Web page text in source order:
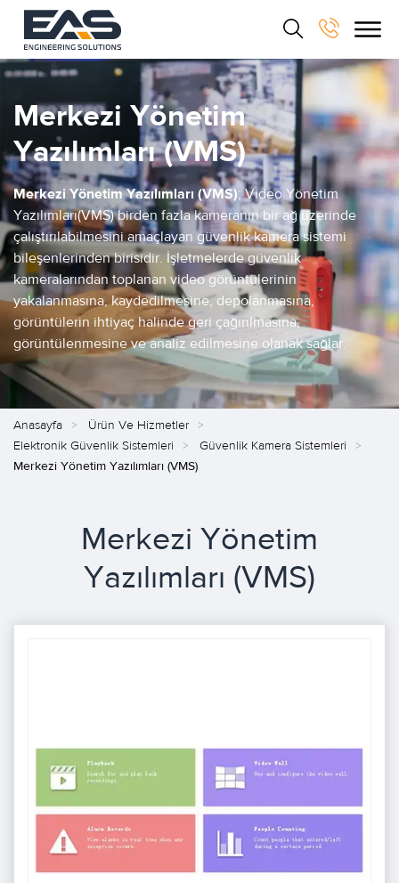
Merkezi Yönetim
Yazılımları (VMS)
Merkezi Yönetim Yazılımları (VMS); Video Yönetim
Yazılımları(VMS) birden fazla kameranın bir ağ üzerinde
çalıştırılabilmesini amaçlayan güvenlik kamera sistemi
bileşenlerinden birisidir. İşletmelerde güvenlik
kameralarından toplanan video görüntülerinin
yakalanmasına, kaydedilmesine, depolanmasına,
görüntülerin ihtiyaç halinde geri çağırılmasına,
görüntülenmesine ve analiz edilmesine olanak sağlar.
Anasayfa
Ürün Ve Hizmetler
Elektronik Güvenlik Sistemleri
Güvenlik Kamera Sistemleri
Merkezi Yönetim Yazılımları (VMS)
Merkezi Yönetim
Yazılımları (VMS)